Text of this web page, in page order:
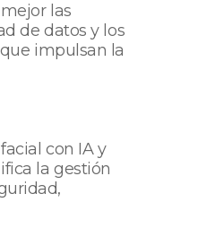
las
de datos y los
impulsan la
con IA y
la gestión